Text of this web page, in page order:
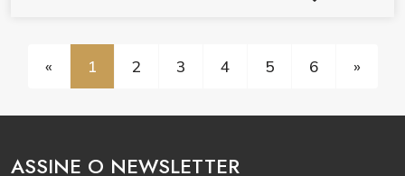
« 1 2 3 4 5 6 »
ASSINE O NEWSLETTER